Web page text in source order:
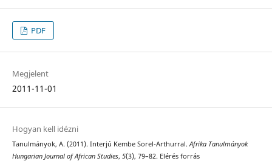
PDF
Megjelent
2011-11-01
Hogyan kell idézni
Tanulmányok, A. (2011). Interjú Kembe Sorel-Arthurral.Afrika Tanulmányok
Hungarian Journal of African Studies, 5(3), 79–82. Elérés forrás